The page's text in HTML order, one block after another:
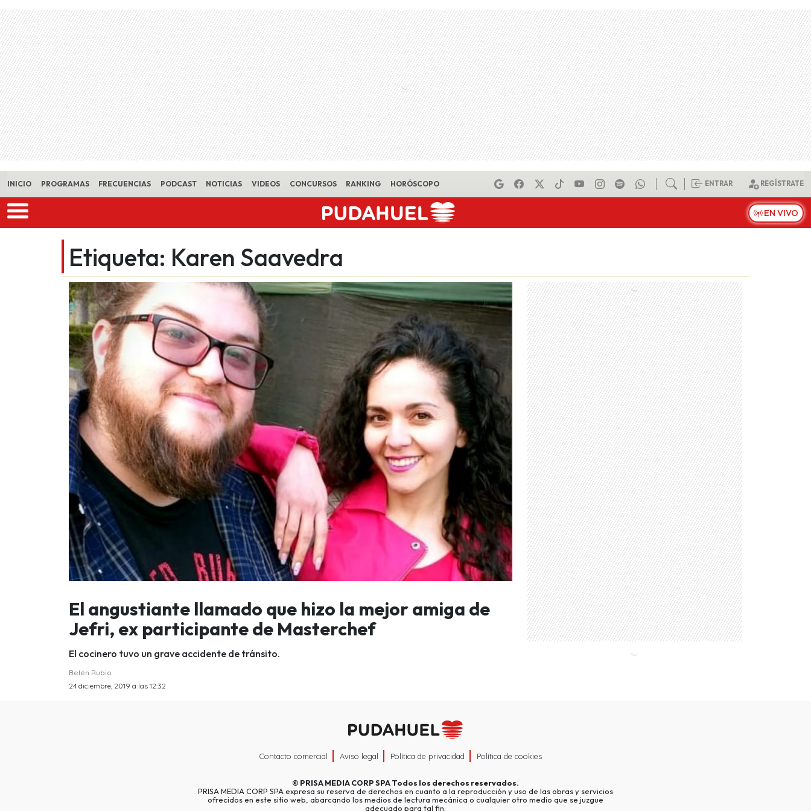
Skip to main content
INICIO PROGRAMAS FRECUENCIAS PODCAST NOTICIAS VIDEOS CONCURSOS RANKING HORÓSCOPO ENTRAR REGÍSTRATE
EN VIVO
Etiqueta: Karen Saavedra
El angustiante llamado que hizo la mejor amiga de
Jefri, ex participante de Masterchef
El cocinero tuvo un grave accidente de tránsito.
Belén Rubio
24 diciembre, 2019 a las 12:32
Contacto comercial Aviso legal Política de privacidad Política de cookies
© PRISA MEDIA CORP SPATodos los derechos reservados.
PRISA MEDIA CORP SPA expresa su reserva de derechos en cuanto a la reproducción y uso de las obras y servicios
ofrecidos en este sitio web, abarcando los medios de lectura mecánica o cualquier otro medio que se juzgue
adecuado para tal fin.